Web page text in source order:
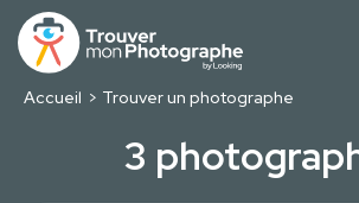
Accueil Trouver un photographe
3